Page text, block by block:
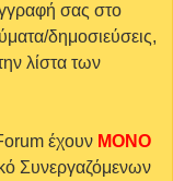
σας στο
δημοσιεύσεις,
λίστα των
έχουν MONO
Συνεργαζόμενων